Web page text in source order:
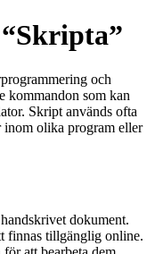
och
kommandon som kan
Skript används ofta
inom olika program eller
dokument.
finnas tillgänglig online.